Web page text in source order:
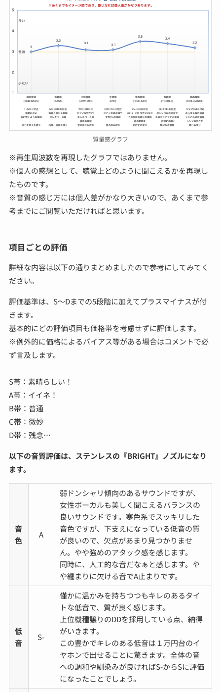
質量感グラフ
※再生周波数を再現したグラフではありません。
※個人の感想として、聴覚上どのように聞こえるかを再現し
たものです。
※音質の感じ方には個人差がかなり大きいので、 あくまで参
考までにご閲覧いただければと思います。
項目ごとの評価
詳細な内容は以下の通りまとめましたので参考にしてみてく
ださい。
評価基準は、S～Dまでの5段階に加えてプラスマイナスが付
きます。
基本的にどの評価項目も価格帯を考慮せずに評価します。
※例外的に価格によるバイアス等がある場合はコメントで必
ず言及します。
S帯：素晴らしい！
A帯：イイネ！
B帯：普通
C帯：微妙
D帯：残念…
以下の音質評価は、ステンレスの『BRIGHT』ノズルになり
ます。
音
色
A
弱ドンシャリ傾向のあるサウンドですが、
女性ボーカルも美しく聞こえるバランスの
良いサウンドです。寒色系でスッキリした
音色ですが、下支えになっている低音の質
が良いので、欠点があまり見つかりませ
ん。やや強めのアタック感を感じます。
同時に、人工的な音だなぁと感じます。や
や纏まりに欠ける音でA止まりです。
低
音
S-
僅かに温かみを持ちつつもキレのあるタイ
トな低音で、質が良く感じます。
上位機種譲りのDDを採用している点、納得
がいきます。
この豊かでキレのある低音は１万円台のイ
ヤホンで出せることに驚きます。全体の音
への調和や馴染みが良ければS-からSに評価
になったことでしょう。